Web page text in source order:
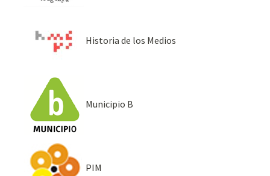
Historia de los Medios
Municipio B
PIM